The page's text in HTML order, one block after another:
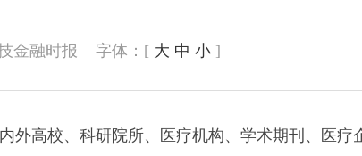
金融时报 字体：[ 大 中 小 ]
外高校、科研院所、医疗机构、学术期刊、医疗